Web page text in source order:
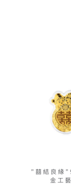
"囍結良緣
金工